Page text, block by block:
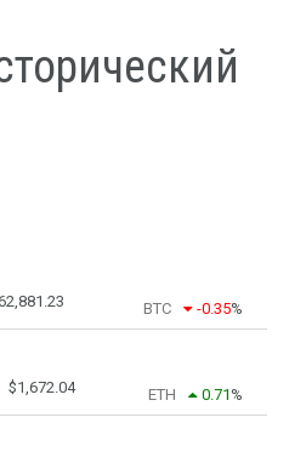
BTC -0.35%
$1,672.04 ETH 0.71 %